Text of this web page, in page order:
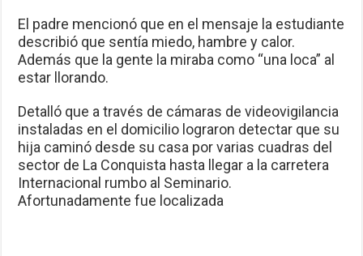
El padre mencionó que en el mensaje la estudiante
describió que sentía miedo, hambre y calor.
Además que la gente la miraba como “una loca” al
estar llorando.
Detalló que a través de cámaras de videovigilancia
instaladas en el domicilio lograron detectar que su
hija caminó desde su casa por varias cuadras del
sector de La Conquista hasta llegar a la carretera
Internacional rumbo al Seminario.
Afortunadamente fue localizada